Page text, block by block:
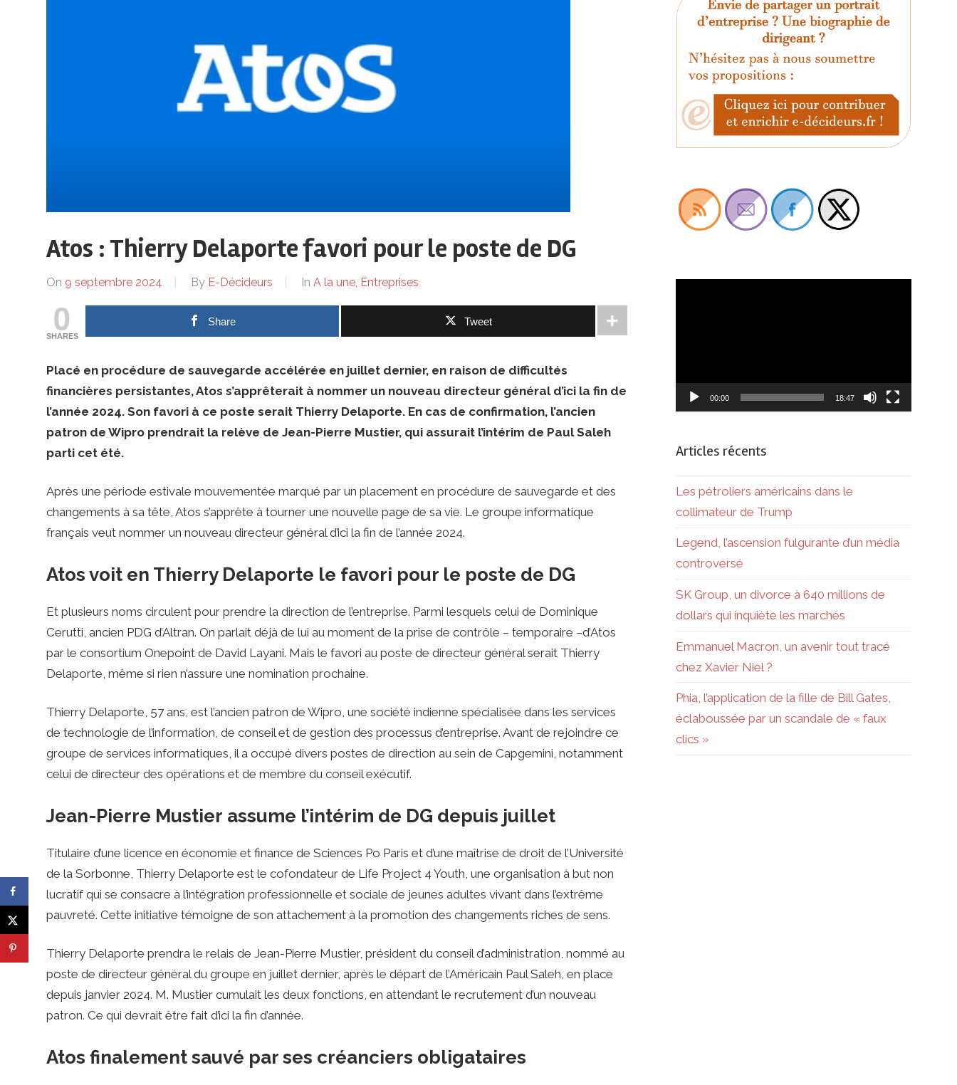
lentreprise
et
ses
dirigeants
Atos : Thierry Delaporte favori pour le poste de DG
On 9 septembre 2024 By E-Décideurs In A la une, Entreprises
0
SHARES
Share Tweet
Placé en procédure de sauvegarde accélérée en juillet dernier, en raison de difficultés
financières persistantes, Atos s’apprêterait à nommer un nouveau directeur général d’ici la fin de
l’année 2024. Son favori à ce poste serait Thierry Delaporte. En cas de confirmation, l’ancien
patron de Wipro prendrait la relève de Jean-Pierre Mustier, qui assurait l’intérim de Paul Saleh
parti cet été.
Après une période estivale mouvementée marqué par un placement en procédure de sauvegarde et des
changements à sa tête, Atos s’apprête à tourner une nouvelle page de sa vie. Le groupe informatique
français veut nommer un nouveau directeur général d’ici la fin de l’année 2024.
Atos voit en Thierry Delaporte le favori pour le poste de DG
Et plusieurs noms circulent pour prendre la direction de l’entreprise. Parmi lesquels celui de Dominique
Cerutti, ancien PDG d’Altran. On parlait déjà de lui au moment de la prise de contrôle – temporaire –d’Atos
par le consortium Onepoint de David Layani. Mais le favori au poste de directeur général serait Thierry
Delaporte, même si rien n’assure une nomination prochaine.
Thierry Delaporte, 57 ans, est l’ancien patron de Wipro, une société indienne spécialisée dans les services
de technologie de l’information, de conseil et de gestion des processus d’entreprise. Avant de rejoindre ce
groupe de services informatiques, il a occupé divers postes de direction au sein de Capgemini, notamment
celui de directeur des opérations et de membre du conseil exécutif.
Jean-Pierre Mustier assume l’intérim de DG depuis juillet
Titulaire d’une licence en économie et finance de Sciences Po Paris et d’une maîtrise de droit de l’Université
de la Sorbonne, Thierry Delaporte est le cofondateur de Life Project 4 Youth, une organisation à but non
lucratif qui se consacre à l’intégration professionnelle et sociale de jeunes adultes vivant dans l’extrême
pauvreté. Cette initiative témoigne de son attachement à la promotion des changements riches de sens.
Thierry Delaporte prendra le relais de Jean-Pierre Mustier, président du conseil d’administration, nommé au
poste de directeur général du groupe en juillet dernier, après le départ de l’Américain Paul Saleh, en place
depuis janvier 2024. M. Mustier cumulait les deux fonctions, en attendant le recrutement d’un nouveau
patron. Ce qui devrait être fait d’ici la fin d’année.
Atos finalement sauvé par ses créanciers obligataires
00:00 18:47
Articles récents
Les pétroliers américains dans le
collimateur de Trump
Legend, l’ascension fulgurante d’un média
controversé
SK Group, un divorce à 640 millions de
dollars qui inquiète les marchés
Emmanuel Macron, un avenir tout tracé
chez Xavier Niel ?
Phia, l’application de la fille de Bill Gates,
éclaboussée par un scandale de « faux
clics »